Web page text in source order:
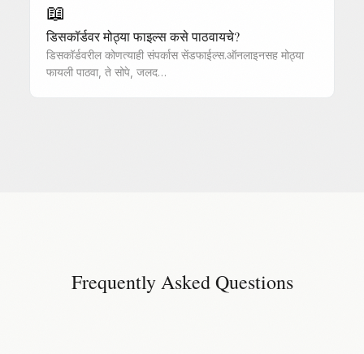
📖
डिसकॉर्डवर मोठ्या फाइल्स कसे पाठवायचे?
डिसकॉर्डवरील कोणत्याही संपर्कास सेंडफाईल्स.ऑनलाइनसह मोठ्या
फायली पाठवा, ते सोपे, जलद…
Frequently Asked Questions